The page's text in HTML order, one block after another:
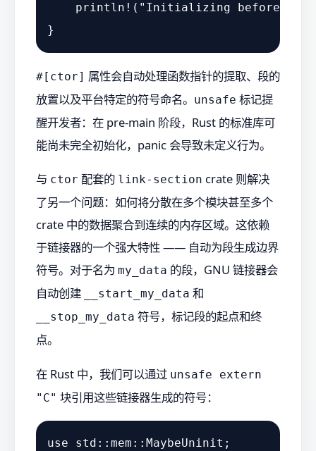
println! ( "Initializing before
#[ctor] 属性会自动处理函数指针的提取、段的
放置以及平台特定的符号命名。 unsafe 标记提
醒开发者：在 pre-main 阶段，Rust 的标准库可
能尚未完全初始化，panic 会导致未定义行为。
与 ctor 配套的 link-section crate 则解决
了另一个问题：如何将分散在多个模块甚至多个
crate 中的数据聚合到连续的内存区域。这依赖
于链接器的一个强大特性 —— 自动为段生成边界
符号。对于名为 my_data 的段，GNU 链接器会
自动创建
__start_my_data 和
__stop_my_data 符号，标记段的起点和终
点。
在 Rust 中，我们可以通过 unsafe extern
"C" 块引用这些链接器生成的符号：
use std::mem::MaybeUninit;